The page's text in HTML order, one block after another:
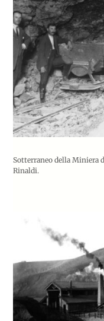
Sotterraneo della Miniera
Rinaldi.